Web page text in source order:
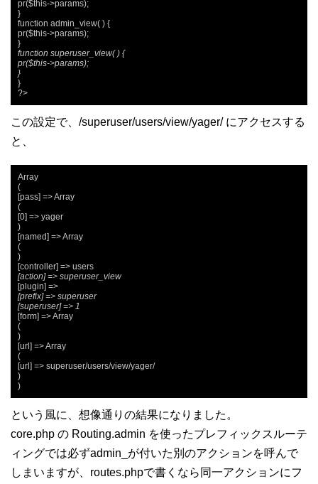
pr($this->params);
}
function admin_view( ) {
pr($this->params);
function superuser_view( ) {
pr($this->params);
}
}
?>
この設定で、/superuser/users/view/yager/ にアクセスする
と、
Array
(
[pass] => Array
(
[0] => yager
)
[named] => Array
(
)
[action] => superuser_view
[prefix] => superuser
[superuser] => 1
[form] => Array
(
)
[url] => Array
(
[url] => superuser/users/view/yager/
)
)
という風に、想像通りの結果になりました。
core.php の Routing.admin を使ったプレフィックスルーテ
ィングでは必ずadmin_が付いた別のアクションを呼んで
しまいますが、routes.phpで書くなら同一アクションにフ